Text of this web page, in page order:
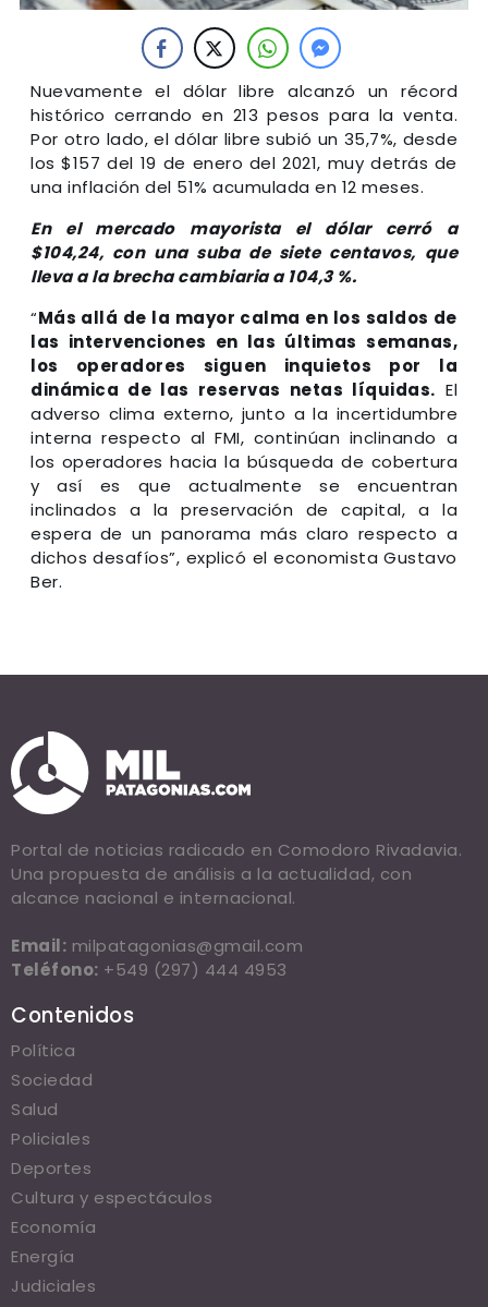
Nuevamente el dólar libre alcanzó un récord
histórico cerrando en 213 pesos para la venta.
Por otro lado, el dólar libre subió un 35,7%, desde
los $157 del 19 de enero del 2021, muy detrás de
una inflación del 51% acumulada en 12 meses.
En el mercado mayorista el dólar cerró a
$104,24, con una suba de siete centavos, que
lleva a la brecha cambiaria a 104,3 %.
“Más allá de la mayor calma en los saldos de
las intervenciones en las últimas semanas,
los operadores siguen inquietos por la
dinámica de las reservas netas líquidas. El
adverso clima externo, junto a la incertidumbre
interna respecto al FMI, continúan inclinando a
los operadores hacia la búsqueda de cobertura
y así es que actualmente se encuentran
inclinados a la preservación de capital, a la
espera de un panorama más claro respecto a
dichos desafíos”, explicó el economista Gustavo
Ber.
Portal de noticias radicado en Comodoro Rivadavia.
Una propuesta de análisis a la actualidad, con
alcance nacional e internacional.
Email: milpatagonias@gmail.com
Teléfono: +549 (297) 444 4953
Contenidos
Política
Sociedad
Salud
Policiales
Deportes
Cultura y espectáculos
Economía
Energía
Judiciales